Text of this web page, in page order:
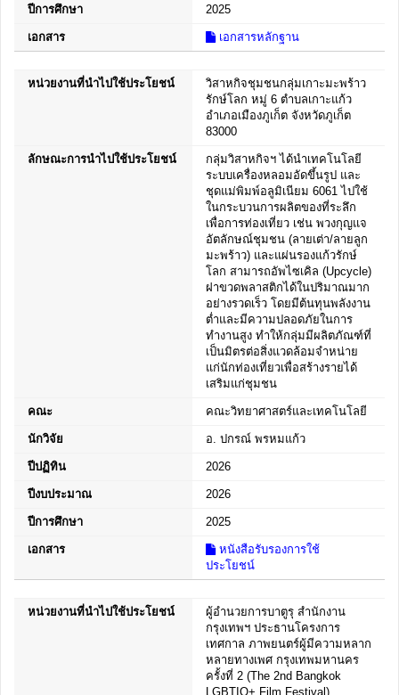
ปีการศึกษา 2025
เอกสาร เอกสารหลักฐาน
หน่วยงานที่นำไปใช้ประโยชน์
วิสาหกิจชุมชนกลุ่มเกาะมะพร้าว
รักษ์โลก หมู่ 6 ตำบลเกาะแก้ว
อำเภอเมืองภูเก็ต จังหวัดภูเก็ต
83000
ลักษณะการนำไปใช้ประโยชน์
กลุ่มวิสาหกิจฯ ได้นำเทคโนโลยี
ระบบเครื่องหลอมอัดขึ้นรูป และ
ชุดแม่พิมพ์อลูมิเนียม 6061 ไปใช้
ในกระบวนการผลิตของที่ระลึก
เพื่อการท่องเที่ยว เช่น พวงกุญแจ
อัตลักษณ์ชุมชน (ลายเต่า/ลายลูก
มะพร้าว) และแผ่นรองแก้วรักษ์
โลก สามารถอัพไซเคิล (Upcycle)
ฝาขวดพลาสติกได้ในปริมาณมาก
อย่างรวดเร็ว โดยมีต้นทุนพลังงาน
ต่ำและมีความปลอดภัยในการ
ทำงานสูง ทำให้กลุ่มมีผลิตภัณฑ์ที่
เป็นมิตรต่อสิ่งแวดล้อมจำหน่าย
แก่นักท่องเที่ยวเพื่อสร้างรายได้
เสริมแก่ชุมชน
คณะ คณะวิทยาศาสตร์และเทคโนโลยี
นักวิจัย อ. ปกรณ์ พรหมแก้ว
ปีปฏิทิน 2026
ปีงบประมาณ 2026
ปีการศึกษา 2025
เอกสาร
หนังสือรับรองการใช้
ประโยชน์
หน่วยงานที่นำไปใช้ประโยชน์
ผู้อำนวยการบาตูรุ สำนักงาน
กรุงเทพฯ ประธานโครงการ
เทศกาล ภาพยนตร์ผู้มีความหลาก
หลายทางเพศ กรุงเทพมหานคร
ครั้งที่ 2 (The 2nd Bangkok
LGBTIQ+ Film Festival)